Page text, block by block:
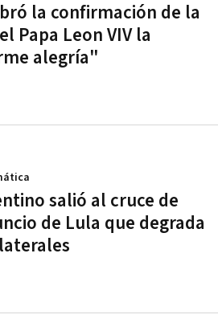
la confirmación de la
Papa Leon VIV la
alegría"
salió al cruce de
de Lula que degrada